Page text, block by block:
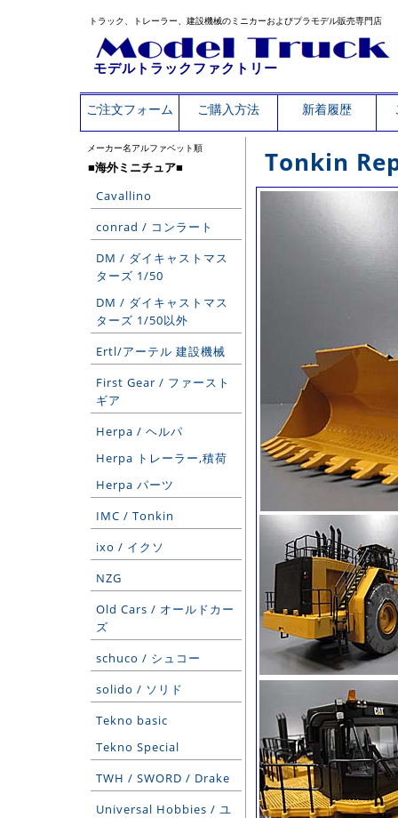
トラック、トレーラー、建設機械のミニカーおよびプラモデル販売専門店
モデルトラックファクトリー
ご注文フォーム ご購入方法 新着履歴
メーカー名アルファベット順
■海外ミニチュア■
Cavallino
conrad / コンラート
DM / ダイキャストマス
ターズ 1/50
DM / ダイキャストマス
ターズ 1/50以外
Ertl/アーテル 建設機械
First Gear / ファースト
ギア
Herpa / ヘルパ
Herpa トレーラー,積荷
Herpa パーツ
IMC / Tonkin
ixo / イクソ
NZG
Old Cars / オールドカー
ズ
schuco / シュコー
solido / ソリド
Tekno basic
Tekno Special
TWH / SWORD / Drake
Universal Hobbies / ユ
Tonkin